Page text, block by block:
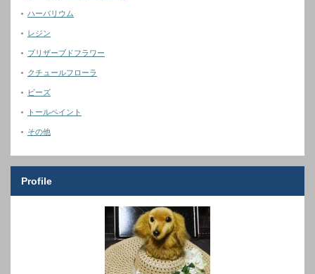
ハーバリウム
レジン
プリザーブドフラワー
クチュールフローラ
ビーズ
トールペイント
その他
Profile